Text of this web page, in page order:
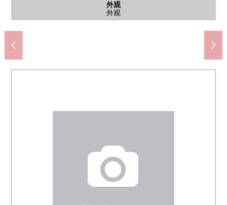
外观
外观
停车场
停车场
外观
外观
西淀川中岛邮局(约350m)
步行5分钟
全家便利店中岛1丁目(约500m)
步行7分钟
中岛公园(约780m)
步行10分钟
中岛东公园(约820m)
步行11分钟